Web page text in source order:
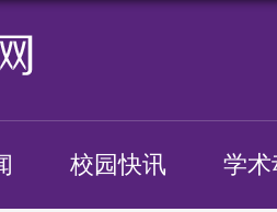
校园快讯 学术